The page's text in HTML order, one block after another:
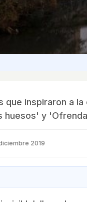
inspiraron a
huesos' y
2019